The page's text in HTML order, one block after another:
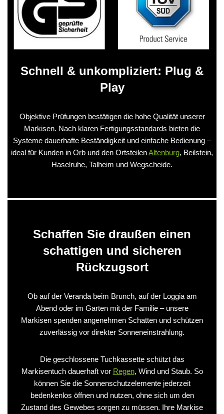
Schnell & unkompliziert: Plug &
Play
Objektive Prüfungen bestätigen die hohe Qualität unserer
Markisen. Nach klaren Fertigungsstandards bieten die
Systeme dauerhafte Beständigkeit und einfache Bedienung –
ideal für Kunden in Orb und den OrtsteilenAltenburg, Beilstein,
Haselruhe, Talheim und Wegscheide.
Schaffen Sie draußen einen
schattigen und sicheren
Rückzugsort
Ob auf der Veranda beim Brunch, auf der Loggia am
Abend oder im Garten mit der Familie – unsere
Markisen spenden angenehmen Schatten und schützen
zuverlässig vor direkter Sonneneinstrahlung.
Die geschlossene Tuchkassette schützt das
Markisentuch dauerhaft vor Regen, Wind und Staub. So
können Sie die Sonnenschutzelemente jederzeit
bedenkenlos öffnen und nutzen, ohne sich um den
Zustand des Gewebes sorgen zu müssen. Ihre Markise